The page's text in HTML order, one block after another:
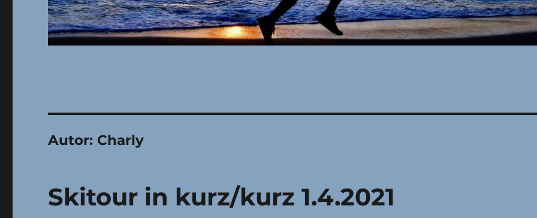
Autor: Charly
Skitour in kurz/kurz 1.4.2021